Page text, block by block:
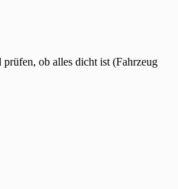
ob alles dicht ist (Fahrzeug